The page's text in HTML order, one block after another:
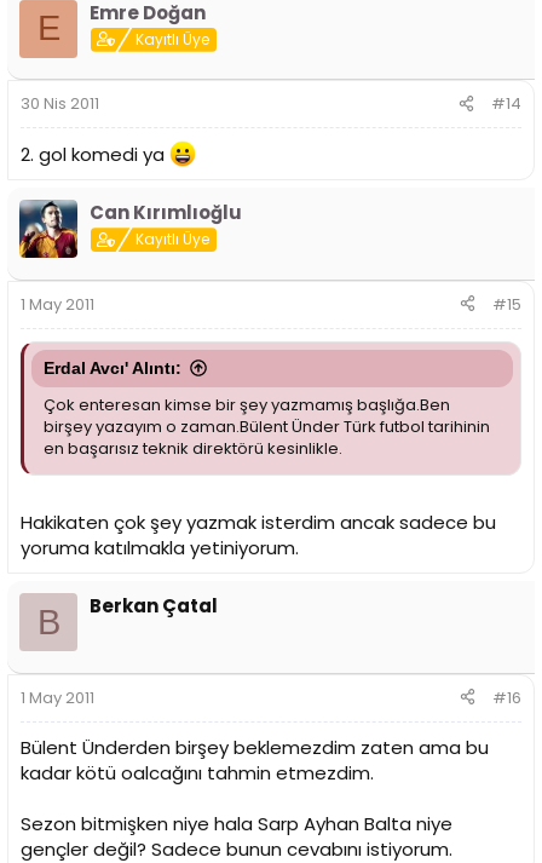
E Emre Doğan
Kayıtlı Üye
30 Nis 2011 #14
2. gol komedi ya
Can Kırımlıoğlu
Kayıtlı Üye
1 May 2011 #15
Erdal Avcı' Alıntı:
Çok enteresan kimse bir şey yazmamış başlığa.Ben
birşey yazayım o zaman.Bülent Ünder Türk futbol tarihinin
en başarısız teknik direktörü kesinlikle.
Hakikaten çok şey yazmak isterdim ancak sadece bu
yoruma katılmakla yetiniyorum.
B Berkan Çatal
1 May 2011 #16
Bülent Ünderden birşey beklemezdim zaten ama bu
kadar kötü oalcağını tahmin etmezdim.
Sezon bitmişken niye hala Sarp Ayhan Balta niye
gençler değil? Sadece bunun cevabını istiyorum.